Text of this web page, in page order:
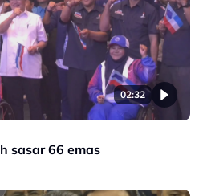
02:32
sasar 66 emas